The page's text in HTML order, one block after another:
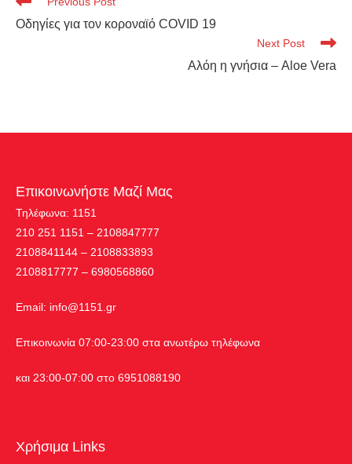
Οδηγίες για τον κοροναϊό COVID 19
Next Post
Αλόη η γνήσια – Aloe Vera
Επικοινωνήστε Μαζί Μας
Τηλέφωνα: 1151
210 251 1151 – 2108847777
2108841144 – 2108833893
2108817777 – 6980568860
Εmail: info@1151.gr
Επικοινωνία 07:00-23:00 στα ανωτέρω τηλέφωνα
και 23:00-07:00 στο 6951088190
Χρήσιμα Links